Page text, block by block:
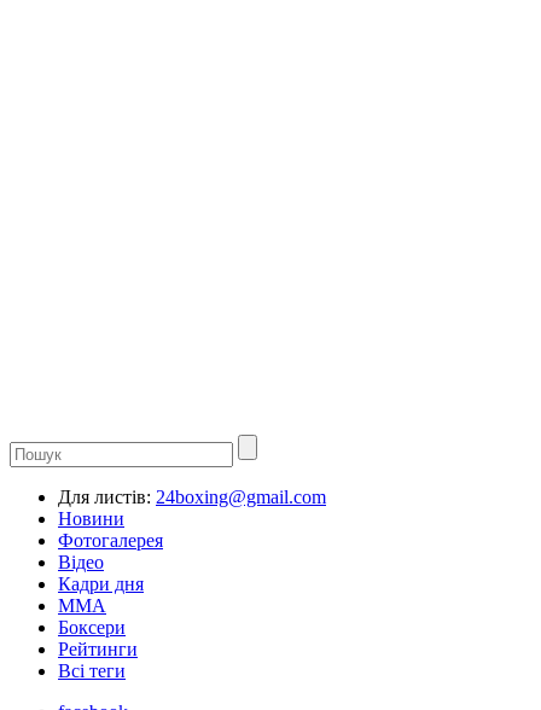
Для листів: 24boxing@gmail.com
Новини
Фотогалерея
Відео
Кадри дня
ММА
Боксери
Рейтинги
Всі теги